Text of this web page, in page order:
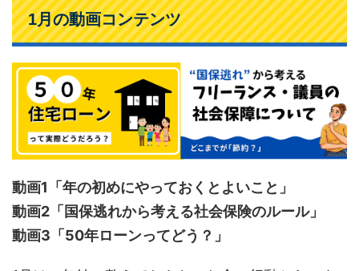
1月の動画コンテンツ
動画1「年の初めにやっておくとよいこと」
動画2「国保逃れから考える社会保険のルール」
動画3「50年ローンってどう？」